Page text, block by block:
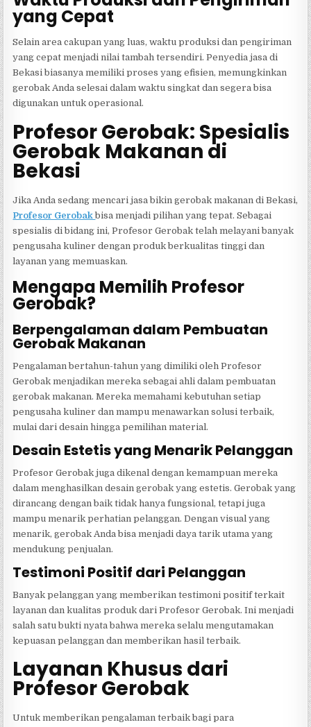
yang Cepat
Selain area cakupan yang luas, waktu produksi dan pengiriman
yang cepat menjadi nilai tambah tersendiri. Penyedia jasa di
Bekasi biasanya memiliki proses yang efisien, memungkinkan
gerobak Anda selesai dalam waktu singkat dan segera bisa
digunakan untuk operasional.
Profesor Gerobak: Spesialis
Gerobak Makanan di
Bekasi
Jika Anda sedang mencari jasa bikin gerobak makanan di Bekasi,
Profesor Gerobakbisa menjadi pilihan yang tepat. Sebagai
spesialis di bidang ini, Profesor Gerobak telah melayani banyak
pengusaha kuliner dengan produk berkualitas tinggi dan
layanan yang memuaskan.
Mengapa Memilih Profesor
Gerobak?
Berpengalaman dalam Pembuatan
Gerobak Makanan
Pengalaman bertahun-tahun yang dimiliki oleh Profesor
Gerobak menjadikan mereka sebagai ahli dalam pembuatan
gerobak makanan. Mereka memahami kebutuhan setiap
pengusaha kuliner dan mampu menawarkan solusi terbaik,
mulai dari desain hingga pemilihan material.
Desain Estetis yang Menarik Pelanggan
Profesor Gerobak juga dikenal dengan kemampuan mereka
dalam menghasilkan desain gerobak yang estetis. Gerobak yang
dirancang dengan baik tidak hanya fungsional, tetapi juga
mampu menarik perhatian pelanggan. Dengan visual yang
menarik, gerobak Anda bisa menjadi daya tarik utama yang
mendukung penjualan.
Testimoni Positif dari Pelanggan
Banyak pelanggan yang memberikan testimoni positif terkait
layanan dan kualitas produk dari Profesor Gerobak. Ini menjadi
salah satu bukti nyata bahwa mereka selalu mengutamakan
kepuasan pelanggan dan memberikan hasil terbaik.
Layanan Khusus dari
Profesor Gerobak
Untuk memberikan pengalaman terbaik bagi para